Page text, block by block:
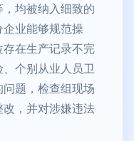
均被纳入细致的
业能够规范操
在生产记录不完
个别从业人员卫
题，检查组现场
，并对涉嫌违法